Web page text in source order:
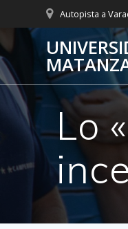
content
Autopista a
Lo